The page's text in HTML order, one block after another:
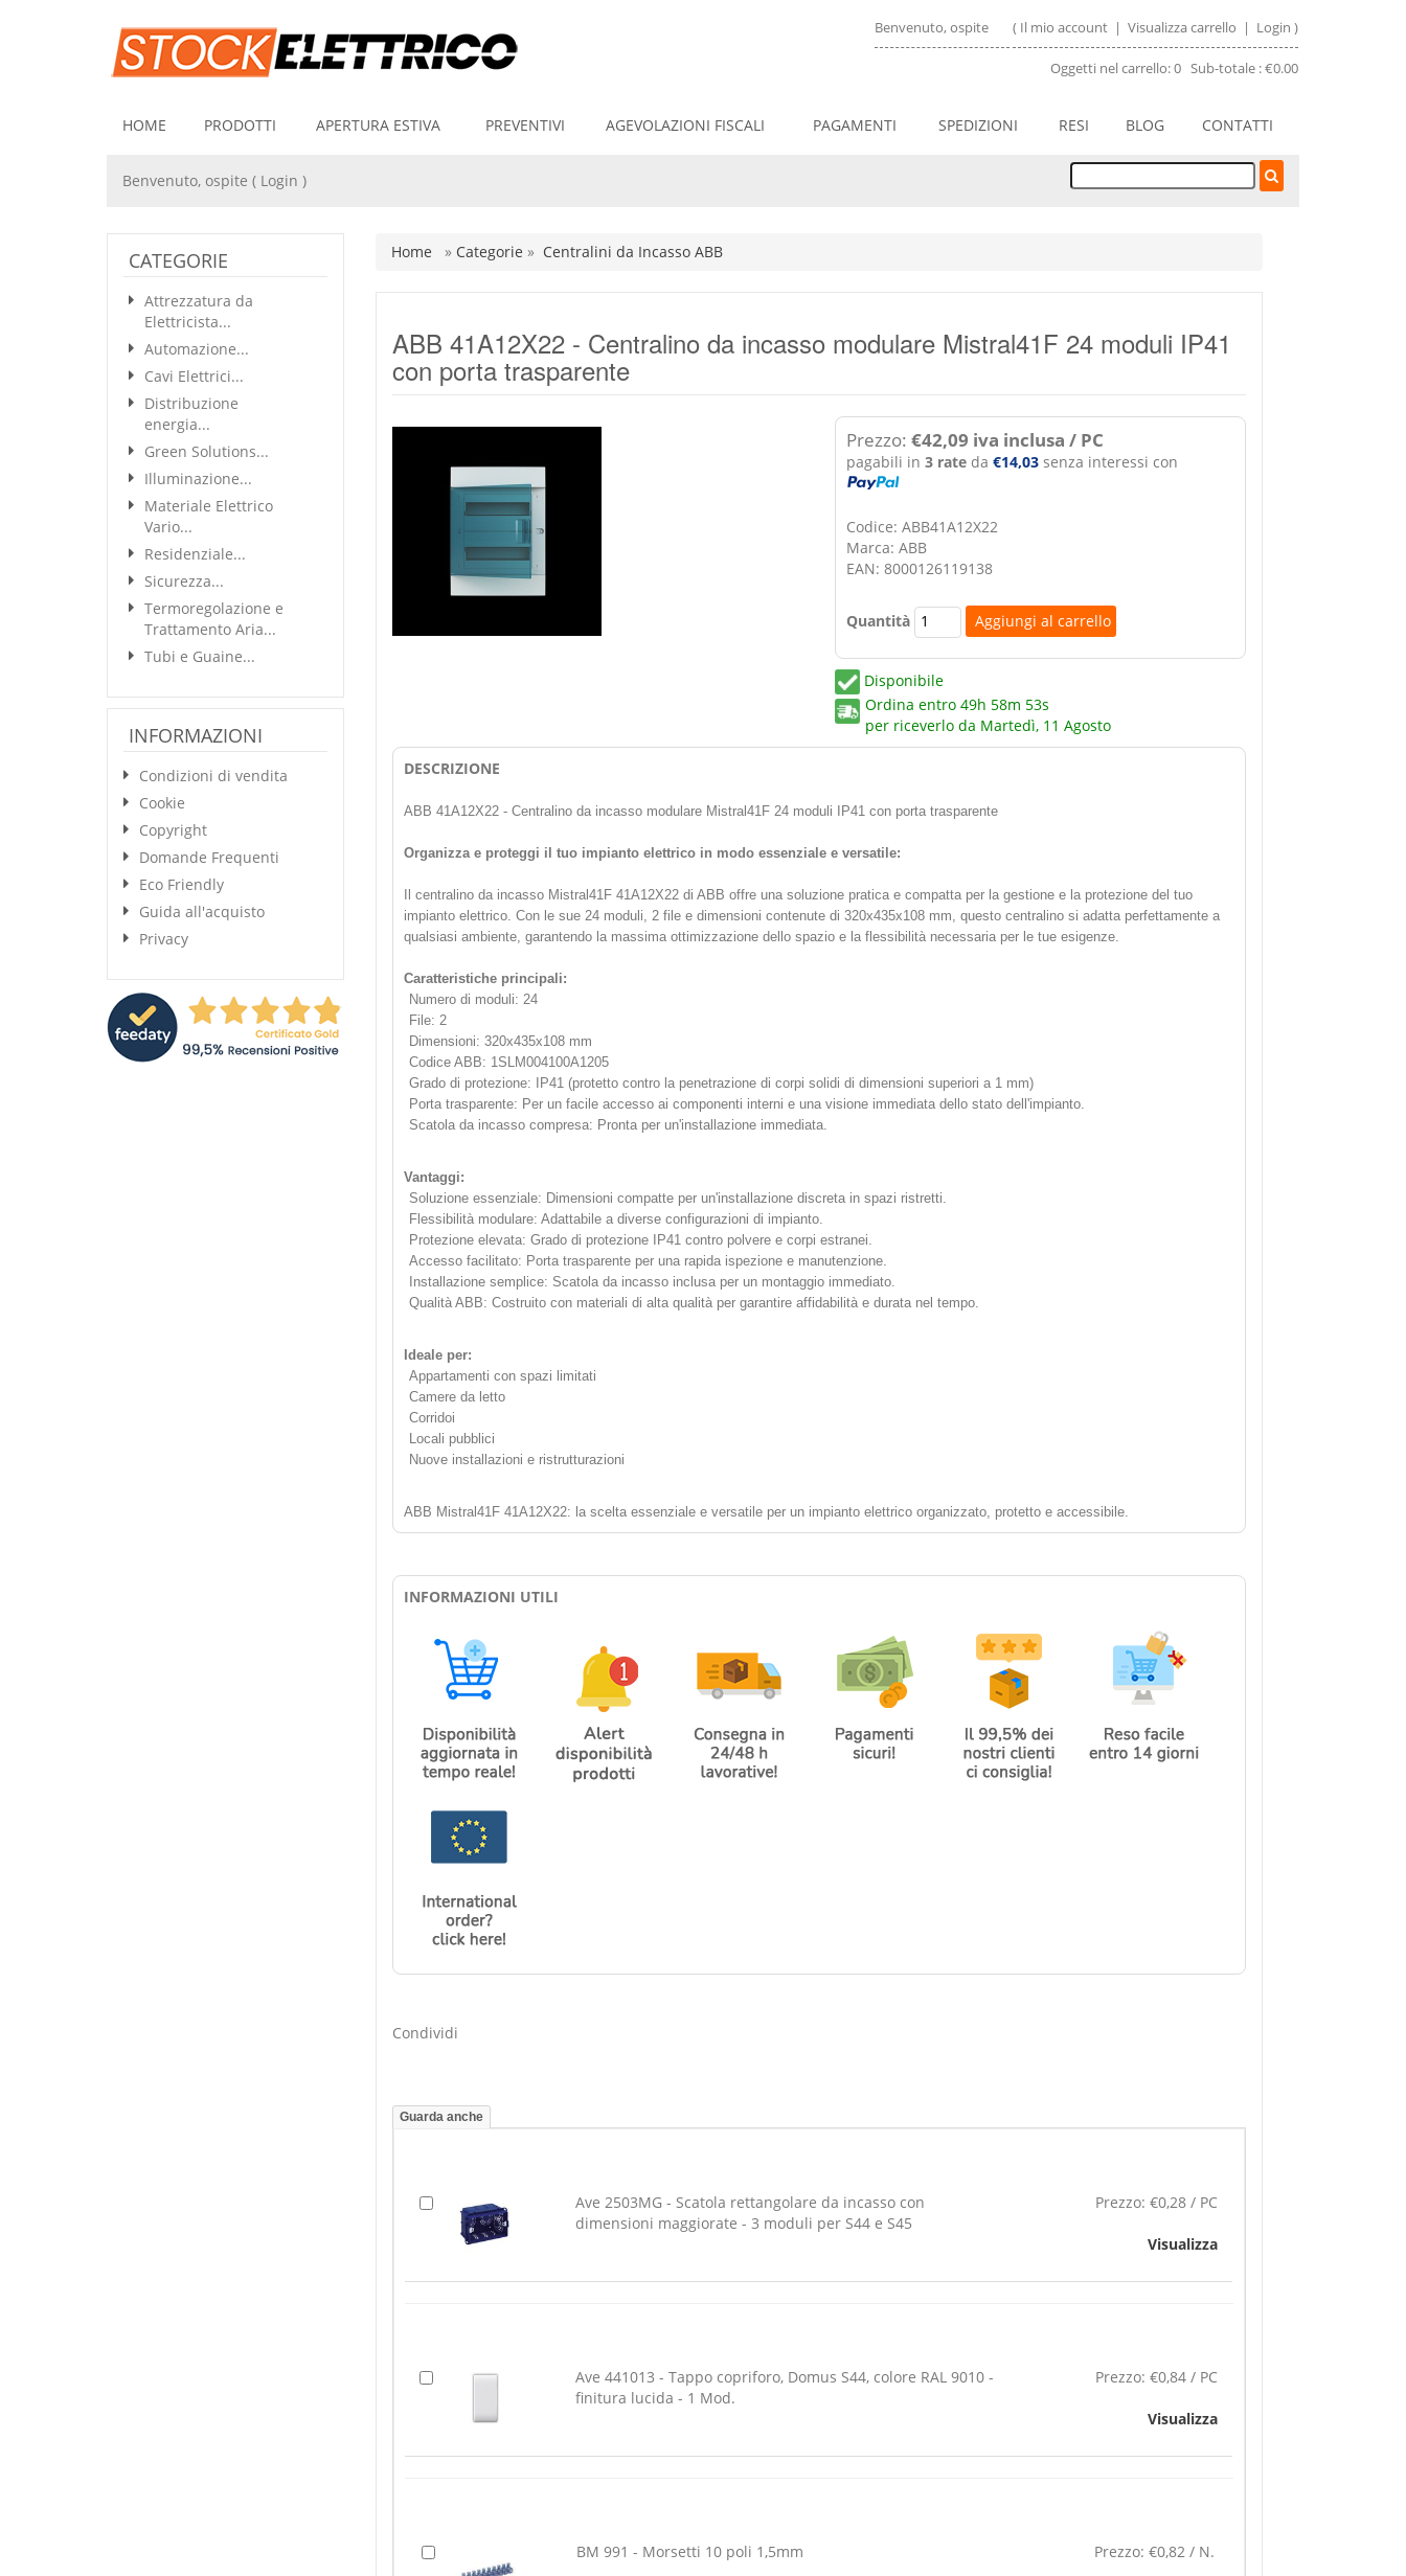
Benvenuto, ospite ( Il mio account |Visualizza carrello | Login )
Oggetti nel carrello: 0 Sub-totale : €0.00
HOME PRODOTTI APERTURA ESTIVA PREVENTIVI AGEVOLAZIONI FISCALI PAGAMENTI SPEDIZIONI RESI BLOG CONTATTI
Benvenuto, ospite ( Login )
Home » Categorie» Centralini da Incasso ABB
ABB 41A12X22 - Centralino da incasso modulare Mistral41F 24 moduli IP41
con porta trasparente
Prezzo:€42,09 iva inclusa / PC
pagabili in3 rate da€14,03 senza interessi con
Codice: ABB41A12X22
Marca: ABB
EAN: 8000126119138
Quantità
Disponibile
Ordina entro49h 58m 52s
per riceverlo da Martedì, 11 Agosto
DESCRIZIONE
ABB 41A12X22 - Centralino da incasso modulare Mistral41F 24 moduli IP41 con porta trasparente
Organizza e proteggi il tuo impianto elettrico in modo essenziale e versatile:
Il centralino da incasso Mistral41F 41A12X22 di ABB offre una soluzione pratica e compatta per la gestione e la protezione del tuo
impianto elettrico. Con le sue 24 moduli, 2 file e dimensioni contenute di 320x435x108 mm, questo centralino si adatta perfettamente a
qualsiasi ambiente, garantendo la massima ottimizzazione dello spazio e la flessibilità necessaria per le tue esigenze.
Caratteristiche principali:
Numero di moduli: 24
File: 2
Dimensioni: 320x435x108 mm
Codice ABB: 1SLM004100A1205
Grado di protezione: IP41 (protetto contro la penetrazione di corpi solidi di dimensioni superiori a 1 mm)
Porta trasparente: Per un facile accesso ai componenti interni e una visione immediata dello stato dell'impianto.
Scatola da incasso compresa: Pronta per un'installazione immediata.
Vantaggi:
Soluzione essenziale: Dimensioni compatte per un'installazione discreta in spazi ristretti.
Flessibilità modulare: Adattabile a diverse configurazioni di impianto.
Protezione elevata: Grado di protezione IP41 contro polvere e corpi estranei.
Accesso facilitato: Porta trasparente per una rapida ispezione e manutenzione.
Installazione semplice: Scatola da incasso inclusa per un montaggio immediato.
Qualità ABB: Costruito con materiali di alta qualità per garantire affidabilità e durata nel tempo.
Ideale per:
Appartamenti con spazi limitati
Camere da letto
Corridoi
Locali pubblici
Nuove installazioni e ristrutturazioni
ABB Mistral41F 41A12X22: la scelta essenziale e versatile per un impianto elettrico organizzato, protetto e accessibile.
INFORMAZIONI UTILI
Condividi
Guarda anche
Ave 2503MG - Scatola rettangolare da incasso con
dimensioni maggiorate - 3 moduli per S44 e S45
Prezzo:€0,28 / PC
Visualizza
Ave 441013 - Tappo copriforo, Domus S44, colore RAL 9010 -
finitura lucida - 1 Mod.
Prezzo:€0,84 / PC
Visualizza
BM 991 - Morsetti 10 poli 1,5mm Prezzo:€0,82 / N.
CATEGORIE
Attrezzatura da
Elettricista...
Automazione...
Cavi Elettrici...
Distribuzione
energia...
Green Solutions...
Illuminazione...
Materiale Elettrico
Vario...
Residenziale...
Sicurezza...
Termoregolazione e
Trattamento Aria...
Tubi e Guaine...
INFORMAZIONI
Condizioni di vendita
Cookie
Copyright
Domande Frequenti
Eco Friendly
Guida all'acquisto
Privacy